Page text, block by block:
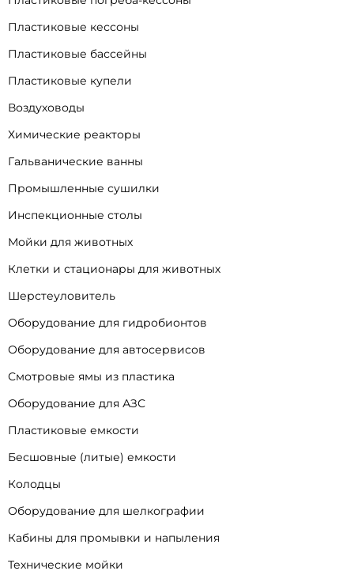
Пластиковые кессоны
Пластиковые бассейны
Пластиковые купели
Воздуховоды
Химические реакторы
Гальванические ванны
Промышленные сушилки
Инспекционные столы
Мойки для животных
Клетки и стационары для животных
Шерстеуловитель
Оборудование для гидробионтов
Оборудование для автосервисов
Смотровые ямы из пластика
Оборудование для АЗС
Пластиковые емкости
Бесшовные (литые) емкости
Колодцы
Оборудование для шелкографии
Кабины для промывки и напыления
Технические мойки